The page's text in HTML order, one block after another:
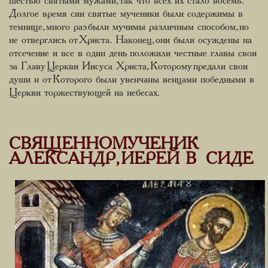
Долгое время сии святые мученики были содержимы в
темнице, много раз были мучимы различным способом, но
не отверглись от Христа. Наконец, они были осуждены на
отсечение и все в один день положили честные главы свои
за Главу Церкви Иисуса Христа, Которому предали свои
души и от Которого были увенчаны венцами победными в
Церкви торжествующей на небесах.
СВЯЩЕННОМУЧЕНИК
АЛЕКСАНДР, ИЕРЕЙ В СИДЕ